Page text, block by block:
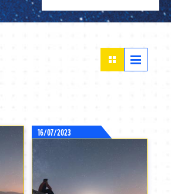
16/07/2023